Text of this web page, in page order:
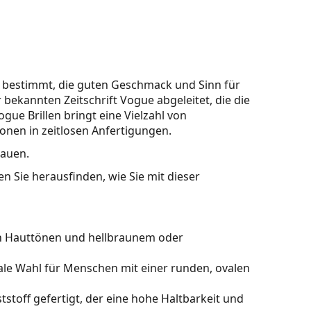
die guten Geschmack und Sinn für
Zeitschrift Vogue abgeleitet, die die
Brillen bringt eine Vielzahl von
in zeitlosen Anfertigungen.
Sie herausfinden, wie Sie mit dieser
Hauttönen und hellbraunem oder
Wahl für Menschen mit einer runden, ovalen
gefertigt, der eine hohe Haltbarkeit und